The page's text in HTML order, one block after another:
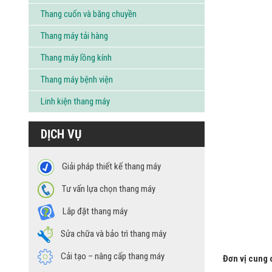
Đơn vị cung
Thang cuốn và băng chuyền
Thang máy tải hàng
Thang máy lồng kính
Thang máy bệnh viện
Linh kiện thang máy
DỊCH VỤ
Giải pháp thiết kế thang máy
Tư vấn lựa chọn thang máy
Lắp đặt thang máy
Sửa chữa và bảo trì thang máy
Cải tạo – nâng cấp thang máy